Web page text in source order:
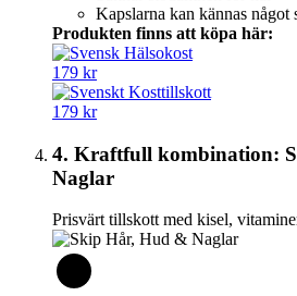
Kapslarna kan kännas något
Produkten finns att köpa här:
179 kr
179 kr
4. Kraftfull kombination:
Naglar
Prisvärt tillskott med kisel,